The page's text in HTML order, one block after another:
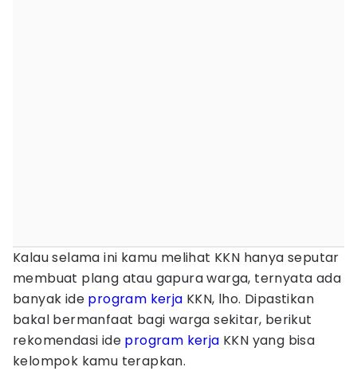
Kalau selama ini kamu melihat KKN hanya seputar
membuat plang atau gapura warga, ternyata ada
banyak ide program kerja KKN, lho. Dipastikan
bakal bermanfaat bagi warga sekitar, berikut
rekomendasi ide program kerja KKN yang bisa
kelompok kamu terapkan.